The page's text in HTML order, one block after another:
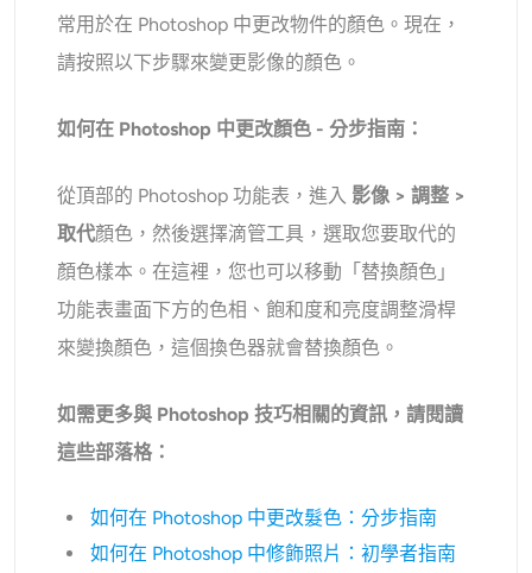
常用於在 Photoshop 中更改物件的顏色。現在，
請按照以下步驟來變更影像的顏色。
如何在 Photoshop 中更改顏色 - 分步指南：
從頂部的 Photoshop 功能表，進入 影像 > 調整 >
取代顏色，然後選擇滴管工具，選取您要取代的
顏色樣本。在這裡，您也可以移動「替換顏色」
功能表畫面下方的色相、飽和度和亮度調整滑桿
來變換顏色，這個換色器就會替換顏色。
如需更多與 Photoshop 技巧相關的資訊，請閱讀
這些部落格：
如何在 Photoshop 中更改髮色：分步指南
如何在 Photoshop 中修飾照片：初學者指南